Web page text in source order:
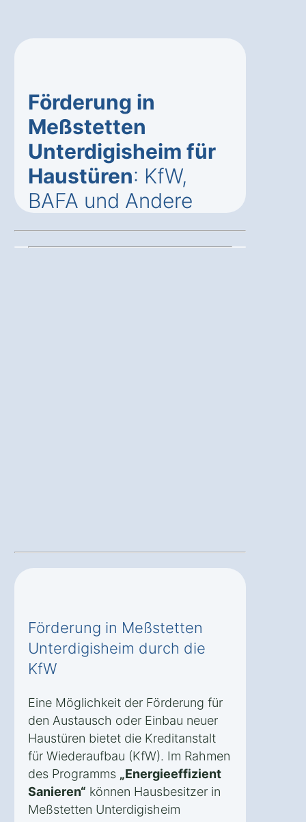
Förderung in
Meßstetten
Unterdigisheim für
Haustüren: KfW,
BAFA und Andere
Förderung in Meßstetten
Unterdigisheim durch die
KfW
Eine Möglichkeit der Förderung für
den Austausch oder Einbau neuer
Haustüren bietet die Kreditanstalt
für Wiederaufbau (KfW). Im Rahmen
des Programms „Energieeffizient
Sanieren“ können Hausbesitzer in
Meßstetten Unterdigisheim